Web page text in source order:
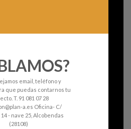
email, teléfono y
que puedas contarnos tu
T. 91 081 07 28
a.es Oficina- C/
- nave 25, Alcobendas
(28108)